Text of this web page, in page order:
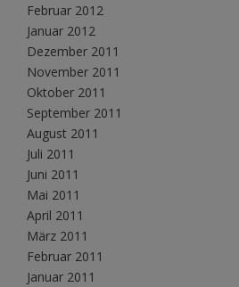
Februar 2012
Januar 2012
Dezember 2011
November 2011
Oktober 2011
September 2011
August 2011
Juli 2011
Juni 2011
Mai 2011
April 2011
März 2011
Februar 2011
Januar 2011